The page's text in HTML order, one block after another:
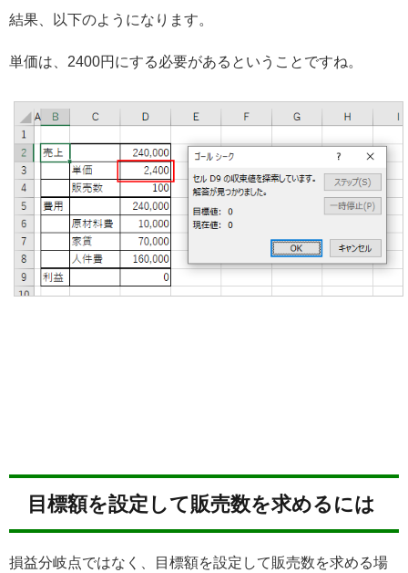
結果、以下のようになります。
単価は、2400円にする必要があるということですね。
目標額を設定して販売数を求めるには
損益分岐点ではなく、目標額を設定して販売数を求める場